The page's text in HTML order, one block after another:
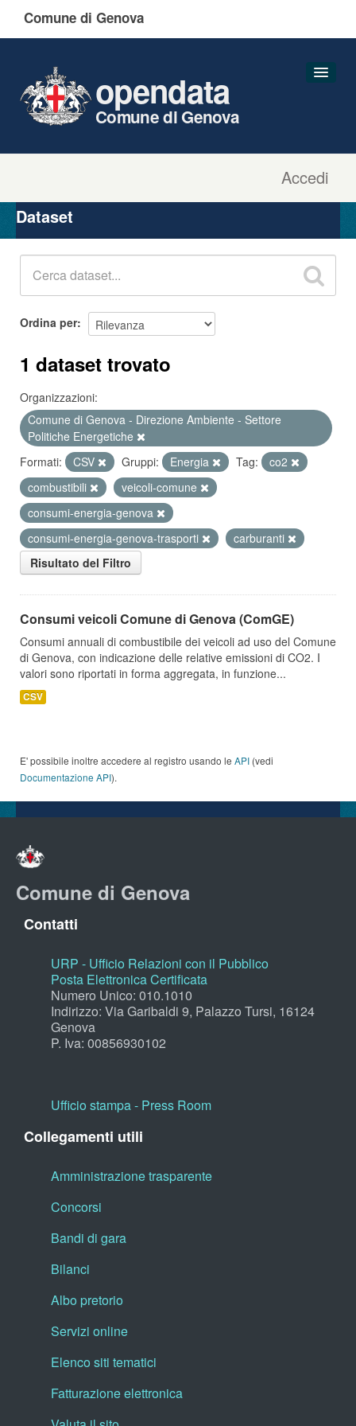
Comune di Genova
Accedi
opendata
Comune di Genova
Organizzazioni
Gruppi
Dataset
Ordina per
1 dataset trovato
Organizzazioni:
Comune di Genova - Direzione Ambiente - Settore
Politiche Energetiche
Formati:
CSV Gruppi: Energia Tag:
co2
combustibili
veicoli-comune
consumi-energia-genova
consumi-energia-genova-trasporti
carburanti
Risultato del Filtro
Consumi veicoli Comune di Genova (ComGE)
Consumi annuali di combustibile dei veicoli ad uso del Comune
di Genova, con indicazione delle relative emissioni di CO2. I
valori sono riportati in forma aggregata, in funzione...
CSV
E' possibile inoltre accedere al registro usando le API (vedi
Documentazione API).
Comune di Genova
Contatti
URP - Ufficio Relazioni con il Pubblico
Posta Elettronica Certificata
Numero Unico: 010.1010
Indirizzo: Via Garibaldi 9, Palazzo Tursi, 16124
Genova
P. Iva: 00856930102
Ufficio stampa - Press Room
Collegamenti utili
Amministrazione trasparente
Concorsi
Bandi di gara
Bilanci
Albo pretorio
Servizi online
Elenco siti tematici
Fatturazione elettronica